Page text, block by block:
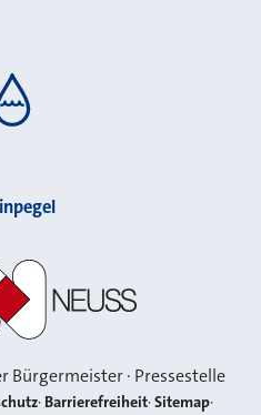
Bürgermeister · Pressestelle
Barrierefreiheit Sitemap